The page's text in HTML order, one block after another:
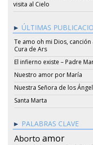
visita al Cielo
ÚLTIMAS
Te amo oh mi Dios, canción
Cura de Ars
El infierno existe – Padre
Nuestro amor por María
Nuestra Señora de los
Santa Marta
PALABRAS CLAVE
Aborto amor